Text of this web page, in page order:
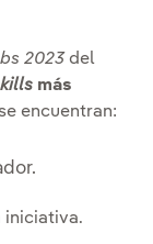
2023 del
más
encuentran:
iniciativa.